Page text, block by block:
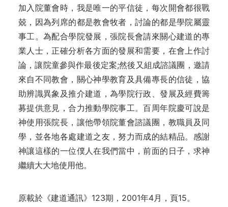
加入院董會時，我是唯一的平信徒，每次開會都很戰
兢，因為列席的都是教會牧者，討論的都是學院屬靈
事工。為配合學院發展，張院長會請來關心建道的專
業人士，正確分析各方面的發展和需要，在會上作討
論，讓院童參與作最後定案;然後又組成諮議團，邀請
來自不同教會，關心神學教育及具備專長的信徒，協
助辨識異象及推介建道，為學院行政、發展及經費籌
募提供意見，合力推動學院事工。百周年院慶可說是
神使用張院長，讓他帶領院董會諮議團，教職員及同
學，並各地各處建道之友，努力而成的結精品。感謝
神讓這樣的一位僕人在我們當中，前面的日子，求神
繼續大大地使用他。
原載於《建道通訊》123期，2001年4月，頁15。